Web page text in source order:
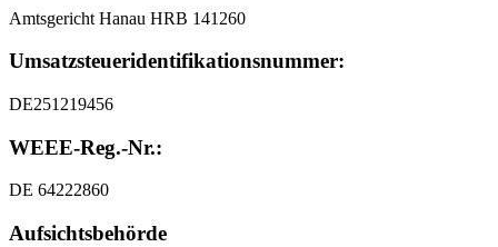
Amtsgericht Hanau HRB 141260
Umsatzsteuer­identifikationsnummer:
DE251219456
WEEE-Reg.-Nr.:
DE 64222860
Aufsichtsbehörde